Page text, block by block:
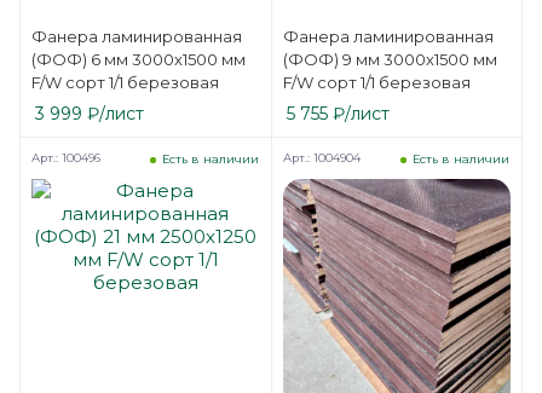
Фанера ламинированная
(ФОФ) 6 мм 3000х1500 мм
F/W сорт 1/1 березовая
3 999 ₽/лист
Фанера ламинированная
(ФОФ) 9 мм 3000х1500 мм
F/W сорт 1/1 березовая
5 755₽/лист
Есть в наличии
Арт.: 100496 Есть в наличии
Арт.: 1004904